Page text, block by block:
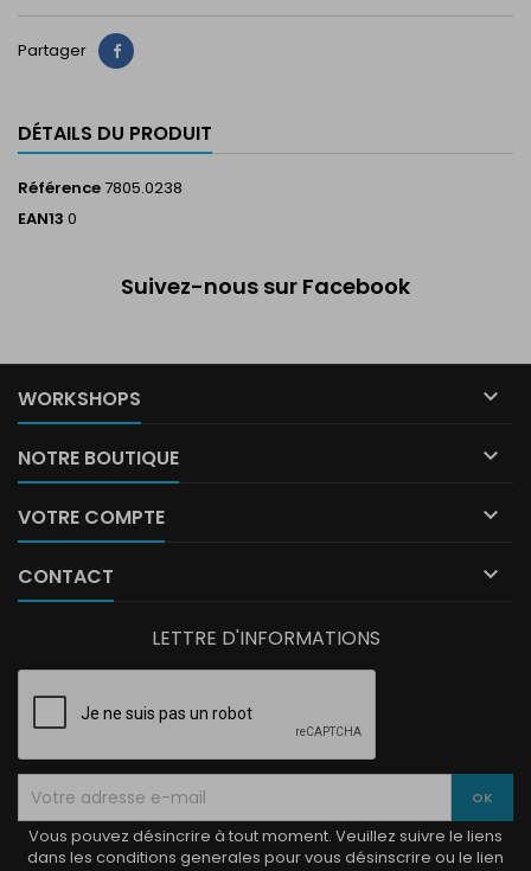
Partager Partager
DÉTAILS DU PRODUIT
Référence7805.0238
EAN13 0
Suivez-nous sur Facebook
WORKSHOPS 
NOTRE BOUTIQUE 
VOTRE COMPTE 
CONTACT 
LETTRE D'INFORMATIONS
Vous pouvez désincrire à tout moment. Veuillez suivre le liens
dans les conditions generales pour vous désinscrire ou le lien